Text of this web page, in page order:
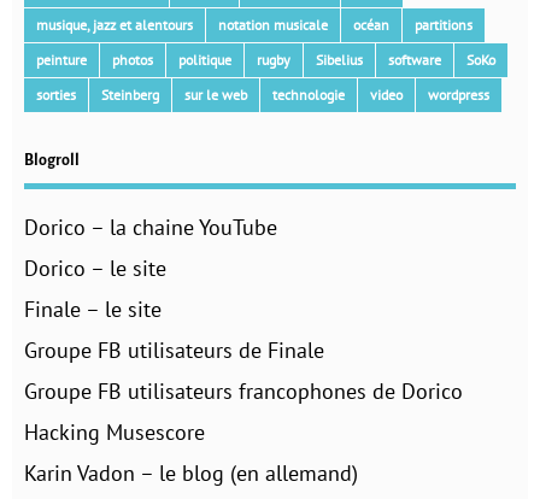
musique, jazz et alentours
notation musicale océan
partitions
peinture
photos politique rugby Sibelius software
SoKo
sorties
Steinberg sur le web technologie video wordpress
Blogroll
Dorico – la chaine YouTube
Dorico – le site
Finale – le site
Groupe FB utilisateurs de Finale
Groupe FB utilisateurs francophones de Dorico
Hacking Musescore
Karin Vadon – le blog (en allemand)